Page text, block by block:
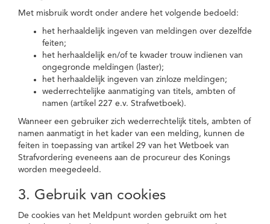
Met misbruik wordt onder andere het volgende bedoeld:
het herhaaldelijk ingeven van meldingen over dezelfde
feiten;
het herhaaldelijk en/of te kwader trouw indienen van
ongegronde meldingen (laster);
het herhaaldelijk ingeven van zinloze meldingen;
wederrechtelijke aanmatiging van titels, ambten of
namen (artikel 227 e.v. Strafwetboek).
Wanneer een gebruiker zich wederrechtelijk titels, ambten of
namen aanmatigt in het kader van een melding, kunnen de
feiten in toepassing van artikel 29 van het Wetboek van
Strafvordering eveneens aan de procureur des Konings
worden meegedeeld.
3. Gebruik van cookies
De cookies van het Meldpunt worden gebruikt om het